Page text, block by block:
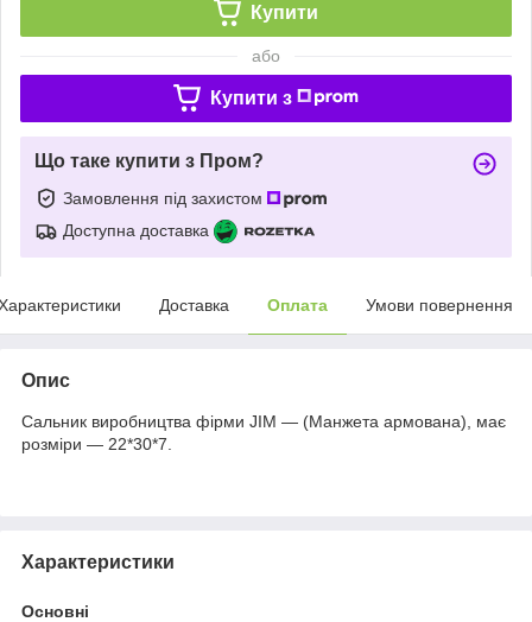
Купити
або
Купити з
Що таке купити з Пром?
Замовлення під захистом
Доступна доставка
Доставка Оплата Умови повернення
Опис
Сальник виробництва фірми JIM — (Манжета армована), має
розміри — 22*30*7.
Характеристики
Основні